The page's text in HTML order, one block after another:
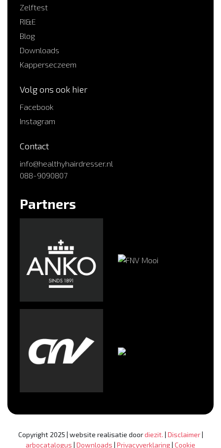
Zelftest
RI&E
Blog
Downloads
Kapperseczeem
Volg ons ook hier
Facebook
Instagram
Contact
info@healthyhairdresser.nl
088-9090807
Partners
Copyright 2025 | website realisatie doordiezit. | Disclaimer|
arbocatalogus | Downloads | Privacyverklaring | Cookie